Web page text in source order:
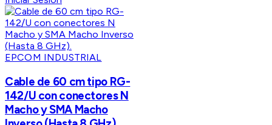
EPCOM INDUSTRIAL
Cable de 60 cm tipo RG-
142/U con conectores N
Macho y SMA Macho